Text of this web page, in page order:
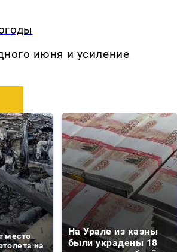
июня и усиление
место
на
На Урале из казны
были украдены 18